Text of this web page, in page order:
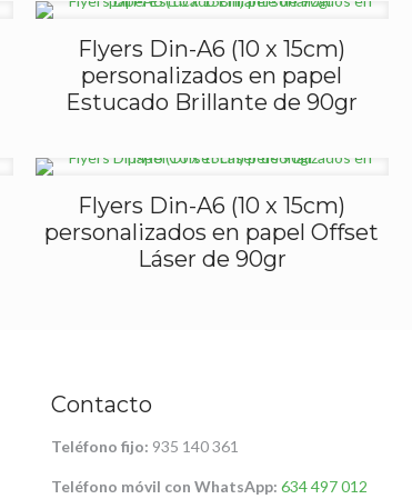
Flyers Din-A6 (10 x 15cm)
personalizados en papel
Estucado Brillante de 90gr
Flyers Din-A6 (10 x 15cm)
personalizados en papel Offset
Láser de 90gr
Contacto
Teléfono fijo: 935 140 361
Teléfono móvil con WhatsApp: 634 497 012